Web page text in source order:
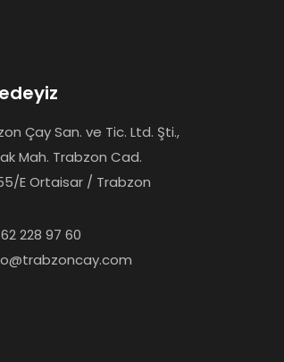
Çay San. ve Tic. Ltd. Şti.,
Mah. Trabzon Cad.
E Ortaisar / Trabzon
228 97 60